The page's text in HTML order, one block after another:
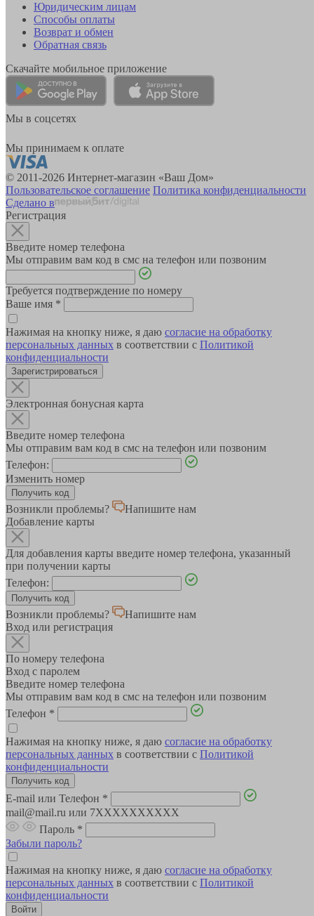
Юридическим лицам
Способы оплаты
Возврат и обмен
Обратная связь
Скачайте мобильное приложение
Мы в соцсетях
Мы принимаем к оплате
© 2011-2026 Интернет-магазин «Ваш Дом»
Пользовательское соглашение Политика конфиденциальности
Сделано в
Регистрация
Введите номер телефона
Мы отправим вам код в смс на телефон или позвоним
Требуется подтверждение по номеру
Ваше имя *
Нажимая на кнопку ниже, я даю согласие на обработку
персональных данных в соответствии с Политикой
конфиденциальности
Зарегистрироваться
Электронная бонусная карта
Введите номер телефона
Мы отправим вам код в смс на телефон или позвоним
Телефон:
Изменить номер
Возникли проблемы?
Напишите нам
Добавление карты
Для добавления карты введите номер телефона, указанный
при получении карты
Телефон:
Возникли проблемы?
Напишите нам
Вход или регистрация
По номеру телефона
Вход с паролем
Введите номер телефона
Мы отправим вам код в смс на телефон или позвоним
Телефон *
Нажимая на кнопку ниже, я даю согласие на обработку
персональных данных в соответствии с Политикой
конфиденциальности
E-mail или Телефон *
mail@mail.ru или 7XXXXXXXXXX
Пароль *
Забыли пароль?
Нажимая на кнопку ниже, я даю согласие на обработку
персональных данных в соответствии с Политикой
конфиденциальности